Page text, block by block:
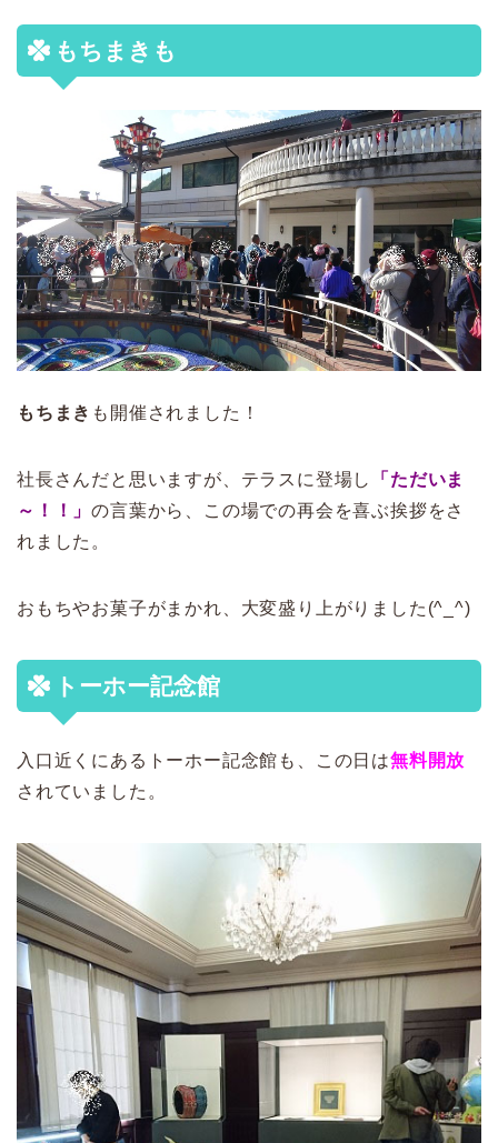
もちまきも
もちまき も開催されました！
社長さんだと思いますが、テラスに登場し
「ただいま
～！！」の言葉から、この場での再会を喜ぶ挨拶をさ
れました。
おもちやお菓子がまかれ、大変盛り上がりました(^_^)
トーホー記念館
入口近くにあるトーホー記念館も、この日は無料開放
されていました。